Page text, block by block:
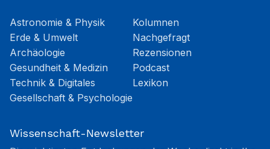
Astronomie & Physik
Erde & Umwelt
Archäologie
Gesundheit & Medizin
Technik & Digitales
Gesellschaft & Psychologie
Kolumnen
Nachgefragt
Rezensionen
Podcast
Lexikon
Wissenschaft-Newsletter